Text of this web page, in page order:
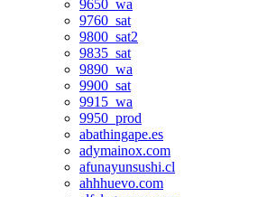
9650_wa
9760_sat
9800_sat2
9835_sat
9890_wa
9900_sat
9915_wa
9950_prod
abathingape.es
adymainox.com
afunayunsushi.cl
ahhhuevo.com